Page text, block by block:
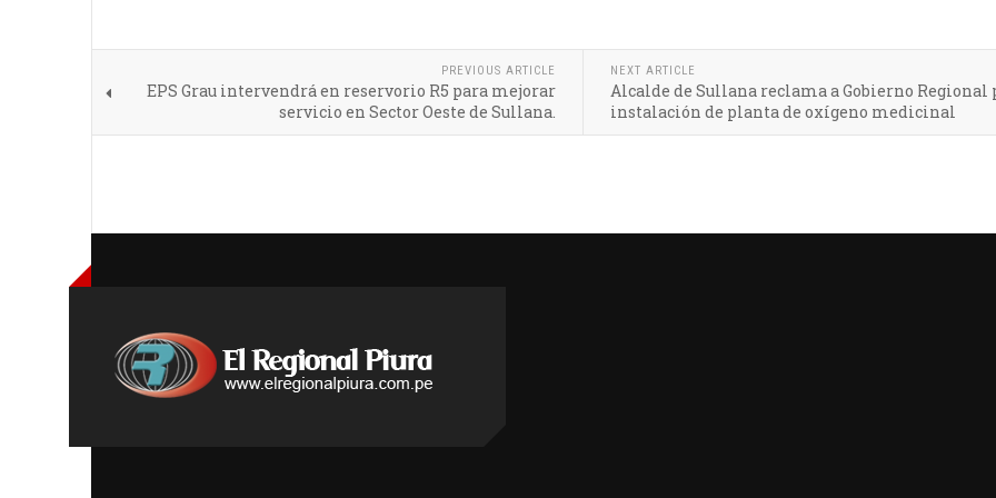
PREVIOUS ARTICLE
EPS Grau intervendrá en reservorio R5 para mejorar
servicio en Sector Oeste de Sullana.
NEXT ARTICLE
Alcalde de Sullana reclama a Gobierno Regional
instalación de planta de oxígeno medicinal